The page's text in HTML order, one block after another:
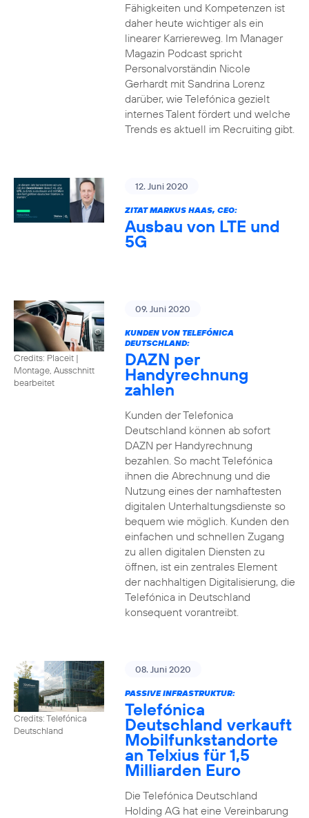
Fähigkeiten und Kompetenzen ist
daher heute wichtiger als ein
linearer Karriereweg. Im Manager
Magazin Podcast spricht
Personalvorständin Nicole
Gerhardt mit Sandrina Lorenz
darüber, wie Telefónica gezielt
internes Talent fördert und welche
Trends es aktuell im Recruiting gibt.
12. Juni 2020
ZITAT MARKUS HAAS, CEO:
Ausbau von LTE und
5G
Credits: Placeit |
Montage, Ausschnitt
bearbeitet
09. Juni 2020
KUNDEN VON TELEFÓNICA
DEUTSCHLAND:
DAZN per
Handyrechnung
zahlen
Kunden der Telefonica
Deutschland können ab sofort
DAZN per Handyrechnung
bezahlen. So macht Telefónica
ihnen die Abrechnung und die
Nutzung eines der namhaftesten
digitalen Unterhaltungsdienste so
bequem wie möglich. Kunden den
einfachen und schnellen Zugang
zu allen digitalen Diensten zu
öffnen, ist ein zentrales Element
der nachhaltigen Digitalisierung, die
Telefónica in Deutschland
konsequent vorantreibt.
Credits: Telefónica
Deutschland
08. Juni 2020
PASSIVE INFRASTRUKTUR:
Telefónica
Deutschland verkauft
Mobilfunkstandorte
an Telxius für 1,5
Milliarden Euro
Die Telefónica Deutschland
Holding AG hat eine Vereinbarung